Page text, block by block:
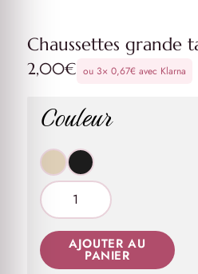
Chaussettes grande
2,00€ ou 3× 0,67€avec Klarna
Couleur
AJOUTER AU
PANIER